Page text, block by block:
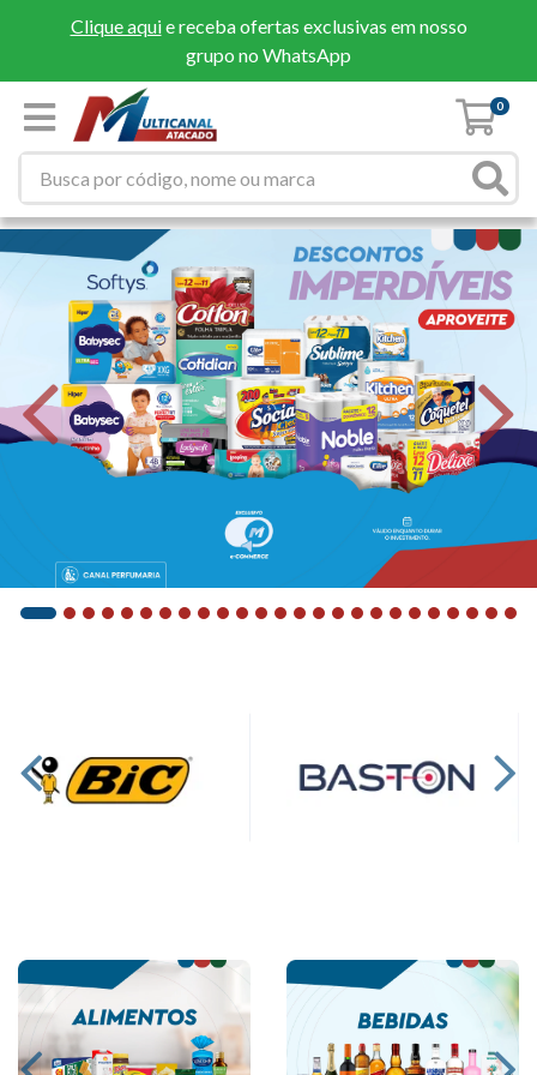
Clique aquie receba ofertas exclusivas em nosso
grupo no WhatsApp
0